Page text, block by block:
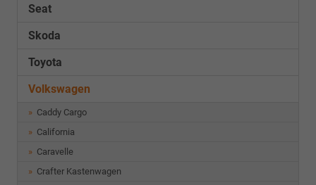
Seat
Skoda
Toyota
Volkswagen
Caddy Cargo
California
Caravelle
Crafter Kastenwagen